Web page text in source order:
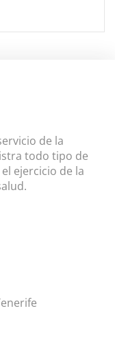
de la
todo tipo de
ejercicio de la